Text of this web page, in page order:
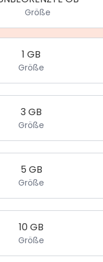
Größe
1 GB
Größe
3GB
Größe
5 GB
Größe
10GB
Größe